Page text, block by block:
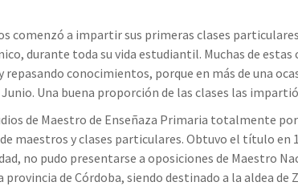
comenzó a impartir sus primeras clases
durante toda su vida estudiantil. Muchas de
repasando conocimientos, porque en más de una
Una buena proporción de las clases las
de Maestro de Enseñaza Primaria totalmente
maestros y clases particulares. Obtuvo el título en
no pudo presentarse a oposiciones de Maestro
provincia de Córdoba, siendo destinado a la aldea de